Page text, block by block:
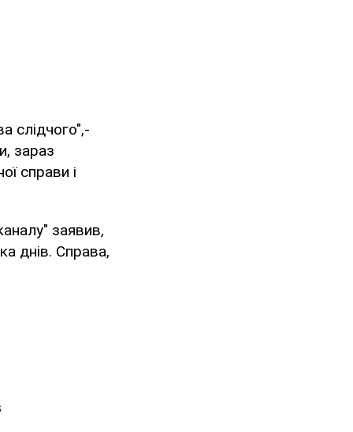
слідчого",-
зараз
справи і
заявив,
днів. Справа,